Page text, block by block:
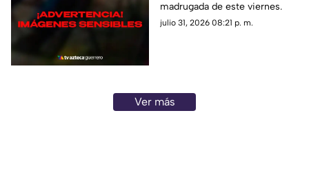
madrugada de este viernes.
julio 31, 2026 08:21 p. m.
Ver más